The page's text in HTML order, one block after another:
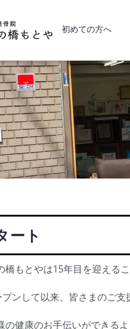
初めての方へ
ート
もとやは15年目を迎えるこ
ンして以来、皆さまのご支
の健康のお手伝いができる